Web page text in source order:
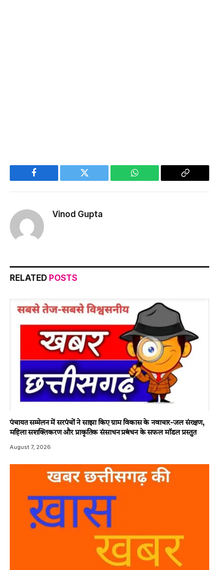
Facebook Twitter WhatsApp
Copy
Vinod Gupta
RELATED POSTS
पंचायत सम्मेलन में सरपंचों ने साझा किए ग्राम विकास के नवाचार-जल संरक्षण,
महिला सशक्तिकरण और प्राकृतिक संसाधन प्रबंधन के सफल मॉडल प्रस्तुत
August 7, 2026